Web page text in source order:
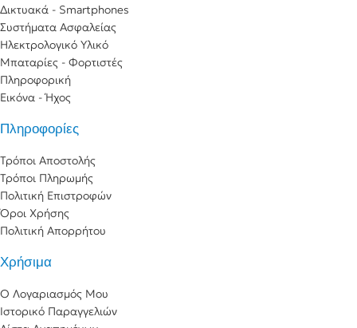
Δικτυακά - Smartphones
Συστήματα Ασφαλείας
Ηλεκτρολογικό Υλικό
Μπαταρίες - Φορτιστές
Πληροφορική
Εικόνα - Ήχος
Πληροφορίες
Τρόποι Αποστολής
Τρόποι Πληρωμής
Πολιτική Επιστροφών
Όροι Χρήσης
Πολιτική Απορρήτου
Χρήσιμα
Ο Λογαριασμός Μου
Ιστορικό Παραγγελιών